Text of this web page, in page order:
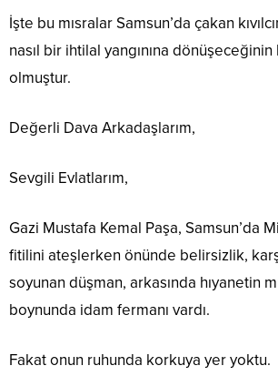
İşte bu mısralar Samsun’da çakan
nasıl bir ihtilal yangınına
olmuştur.
Değerli Dava Arkadaşlarım,
Sevgili Evlatlarım,
Gazi Mustafa Kemal Paşa, Samsun’da
fitilini ateşlerken önünde belirsizlik,
soyunan düşman, arkasında hıyanetin
boynunda idam fermanı vardı.
Fakat onun ruhunda korkuya yer yoktu.